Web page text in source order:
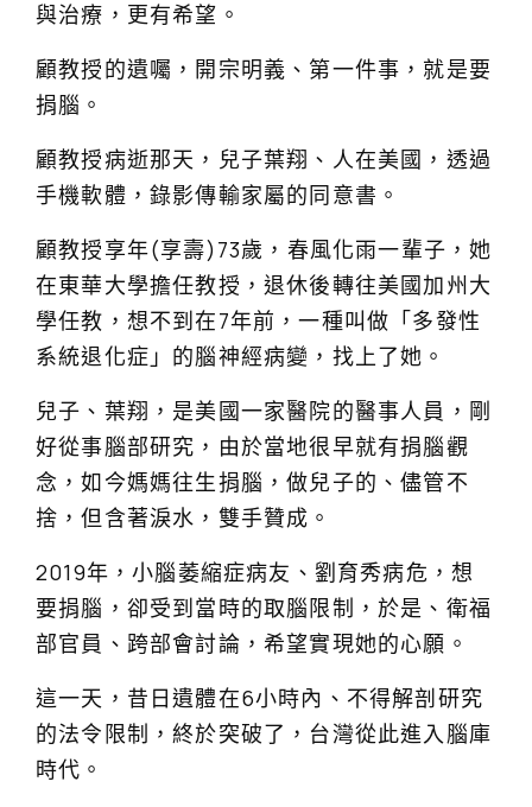
與治療，更有希望。
顧教授的遺囑，開宗明義、第一件事，就是要
捐腦。
顧教授病逝那天，兒子葉翔、人在美國，透過
手機軟體，錄影傳輸家屬的同意書。
顧教授享年(享壽)73歲，春風化雨一輩子，她
在東華大學擔任教授，退休後轉往美國加州大
學任教，想不到在7年前，一種叫做「多發性
系統退化症」的腦神經病變，找上了她。
兒子、葉翔，是美國一家醫院的醫事人員，剛
好從事腦部研究，由於當地很早就有捐腦觀
念，如今媽媽往生捐腦，做兒子的、儘管不
捨，但含著淚水，雙手贊成。
2019年，小腦萎縮症病友、劉育秀病危，想
要捐腦，卻受到當時的取腦限制，於是、衛福
部官員、跨部會討論，希望實現她的心願。
這一天，昔日遺體在6小時內、不得解剖研究
的法令限制，終於突破了，台灣從此進入腦庫
時代。